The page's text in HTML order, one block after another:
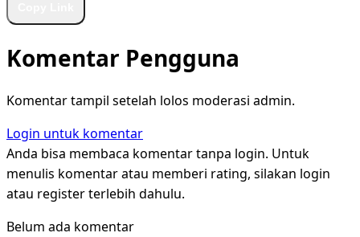
Komentar Pengguna
Komentar tampil setelah lolos moderasi admin.
Login untuk komentar
Anda bisa membaca komentar tanpa login. Untuk
menulis komentar atau memberi rating, silakan login
atau register terlebih dahulu.
Belum ada komentar